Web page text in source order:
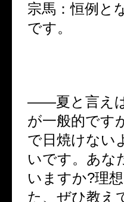
宗馬：恒例と
です。
――夏と言え
が一般的です
で日焼けない
いです。あな
いますか?理
た、ぜひ教え